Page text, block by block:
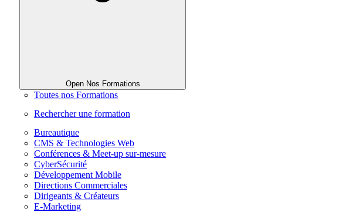
Open Nos Formations
Toutes nos Formations
Rechercher une formation
Bureautique
CMS & Technologies Web
Conférences & Meet-up sur-mesure
CyberSécurité
Développement Mobile
Directions Commerciales
Dirigeants & Créateurs
E-Marketing